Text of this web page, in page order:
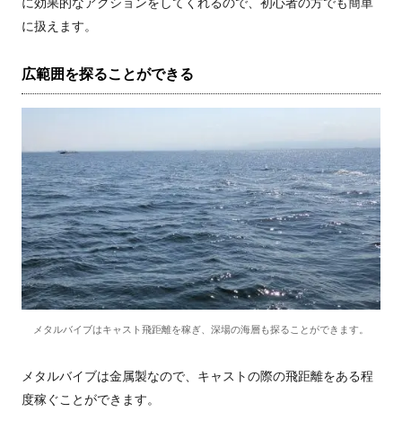
に扱えます。
広範囲を探ることができる
メタルバイブはキャスト飛距離を稼ぎ、深場の海層も探ることができます。
メタルバイブは金属製なので、キャストの際の飛距離をある程
度稼ぐことができます。